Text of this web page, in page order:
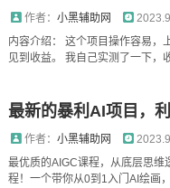
作者： 小黑辅助网
内容介绍： 这个项目操作容易，
见到收益。 我自己实测了一下，
作者： 小黑辅助网
最优质的AIGC课程，从底层思
程！一个带你从0到1入门AI绘画